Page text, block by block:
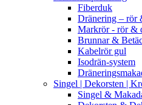
Fiberduk
Dränering – rör
Markrör - rör &
Brunnar &
Kabelrör gul
Isodrän-system
Singel | Dekorsten |
Singel &